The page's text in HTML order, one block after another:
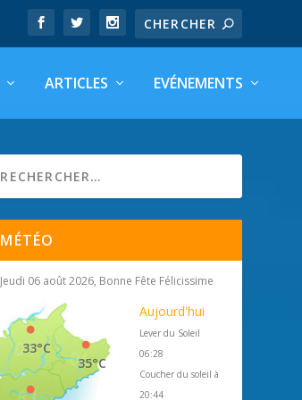
ARTICLES EVÉNEMENTS
MÉTÉO
Jeudi 06 août 2026, Bonne Fête Félicissime
35°C
33°C
Aujourd'hui
Lever du Soleil
06:28
Coucher du soleil à
20:44